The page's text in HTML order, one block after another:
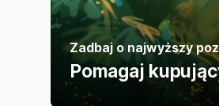
Zadbaj o najwyższy
Pomagaj